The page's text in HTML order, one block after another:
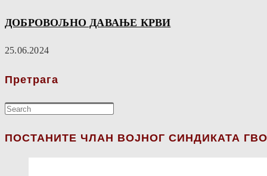
ДОБРОВОЉНО ДАВАЊЕ КРВИ
25.06.2024
Претрага
ПОСТАНИТЕ ЧЛАН ВОЈНОГ СИНДИКАТА